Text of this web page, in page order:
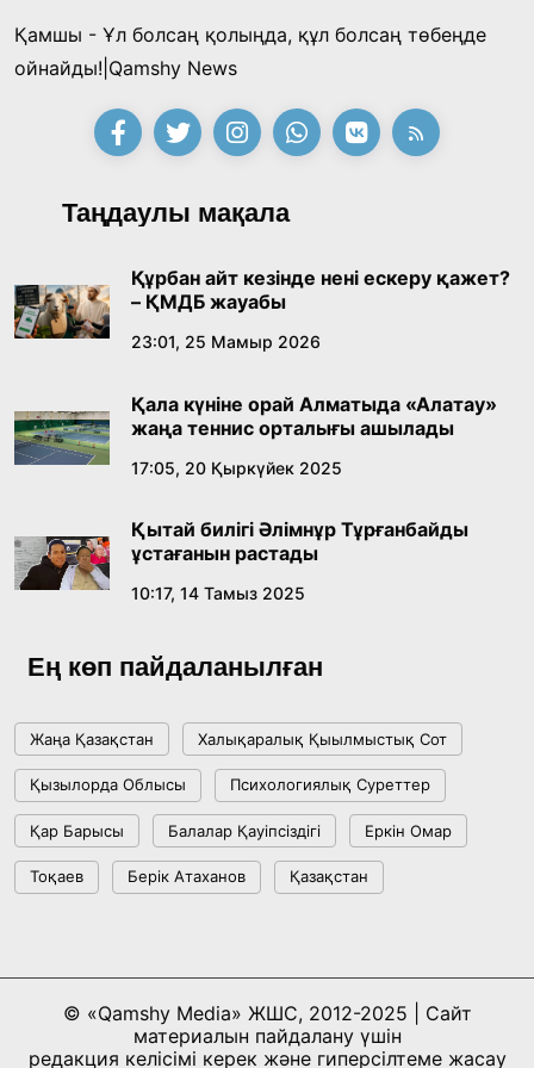
Қазақ тіліндегі «құт» концептісінің
09:21, 21 Шілде 2026
Абайдың адам тәрбиесі туралы
көзқарастарының өзектілігі
18:59, 20 Шілде 2026
Жасанды интеллект: адамзаттың көмекшісі
18:16, 20 Шілде 2026
Ұлттық архивтің ашылғанына 20 жыл: негізгі
17:09, 20 Шілде 2026
күйіне назар аударды
АЛТЫН ОРДА ТАРИХЫН ОҚЫТУДЫҢ
ИННОВАЦИЯЛЫҚ ТӘСІЛДЕРІ ЕНГІЗІЛЕДІ
10:28, 15 Шілде 2026
17:49, 13 Шілде 2026
«Таза Қазақстан» аясында Шалкөдеде 7
Қамшы - Ұл болсаң қолыңда, құл болсаң төбеңде
ойнайды!|Qamshy News
Таңдаулы мақала
Құрбан айт кезінде нені ескеру қажет?
– ҚМДБ жауабы
23:01, 25 Мамыр 2026
Қала күніне орай Алматыда «Алатау»
жаңа теннис орталығы ашылады
17:05, 20 Қыркүйек 2025
Қытай билігі Әлімнұр Тұрғанбайды
ұстағанын растады
10:17, 14 Тамыз 2025
Ең көп пайдаланылған
Жаңа Қазақстан Халықаралық Қыылмыстық Сот
Қызылорда Облысы Психологиялық Суреттер
Қар Барысы Балалар Қауіпсіздігі Еркін Омар
Тоқаев Берік Атаханов Қазақстан
© «Qamshy Media» ЖШС, 2012-2025 | Сайт
материалын пайдалану үшін
редакция келісімі керек және гиперсілтеме жасау